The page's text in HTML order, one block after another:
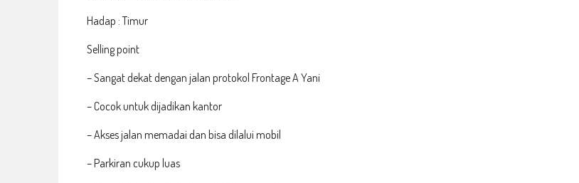
Hadap : Timur
Selling point
– Sangat dekat dengan jalan protokol Frontage A Yani
– Cocok untuk dijadikan kantor
– Akses jalan memadai dan bisa dilalui mobil
– Parkiran cukup luas